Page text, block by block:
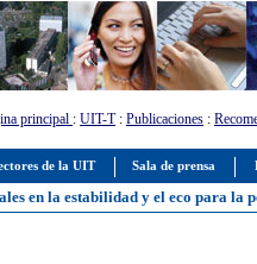
de la UIT Sala de prensa
principal : UIT-T: Publicaciones :
en la estabilidad y el eco para la